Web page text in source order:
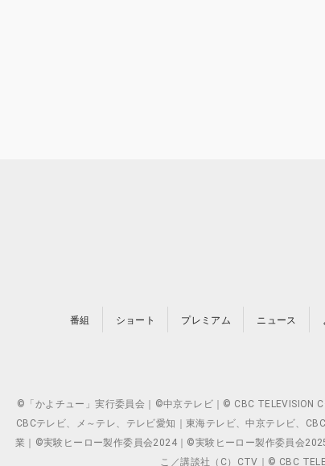
番組 ショート プレミアム ニュース
©「かよチュー」実行委員会｜©中京テレビ｜© CBC TELEVISION
CBCテレビ、メ～テレ、テレビ愛知｜東海テレビ、中京テレビ、
業｜©実験ヒーロー製作委員会2024｜©実験ヒーロー製作委員会
こ／講談社（C）CTV｜© CBC